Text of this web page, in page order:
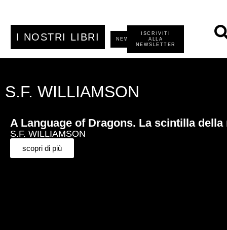
I NOSTRI LIBRI NEWS
ISCRIVITI
ALLA
NEWSLETTER
S.F. WILLIAMSON
A Language of Dragons. La scintilla
S.F. WILLIAMSON
scopri di più